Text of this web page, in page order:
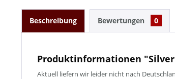
Beschreibung Bewertungen 0
Produktinformationen
Aktuell liefern wir leider nicht nach